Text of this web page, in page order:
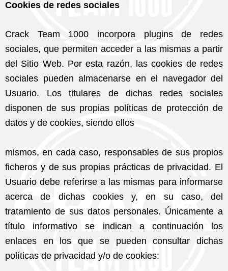
Cookies de redes sociales
Crack Team 1000 incorpora plugins de redes
sociales, que permiten acceder a las mismas a partir
del Sitio Web. Por esta razón, las cookies de redes
sociales pueden almacenarse en el navegador del
Usuario. Los titulares de dichas redes sociales
disponen de sus propias políticas de protección de
datos y de cookies, siendo ellos
mismos, en cada caso, responsables de sus propios
ficheros y de sus propias prácticas de privacidad. El
Usuario debe referirse a las mismas para informarse
acerca de dichas cookies y, en su caso, del
tratamiento de sus datos personales. Únicamente a
título informativo se indican a continuación los
enlaces en los que se pueden consultar dichas
políticas de privacidad y/o de cookies: